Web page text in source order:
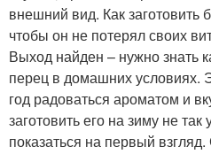
внешний вид. Как заготовить
чтобы он не потерял своих
Выход найден – нужно знать
перец в домашних условиях.
год радоваться ароматом и
заготовить его на зиму не
показаться на первый